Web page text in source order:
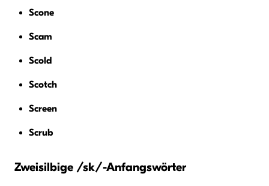
Scone
Scam
Scold
Scotch
Screen
Scrub
Zweisilbige /sk/-Anfangswörter